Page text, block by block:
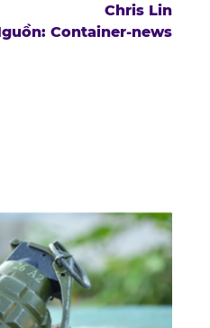
Chris Lin
Container-news